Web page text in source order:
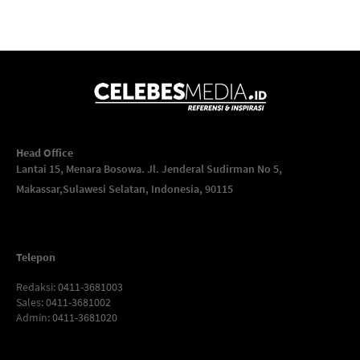
Head Office
Lantai 15, Menara Bosowa. Jl. Jenderal Sudirman No 5,
Makassar,Sulawesi Selatan, Indonesia, 90115
Telepon
Redaksi: 0411-3681003
Sales: 0411-3681002
Admin: 0411-3681020